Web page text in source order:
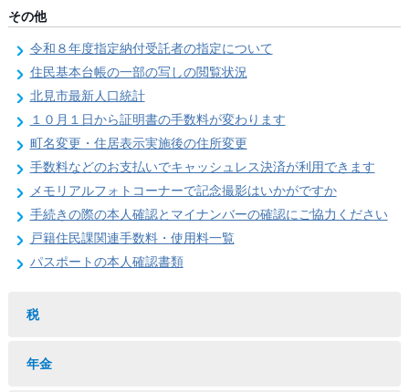
その他
令和８年度指定納付受託者の指定について
住民基本台帳の一部の写しの閲覧状況
北見市最新人口統計
１０月１日から証明書の手数料が変わります
町名変更・住居表示実施後の住所変更
手数料などのお支払いでキャッシュレス決済が利用できます
メモリアルフォトコーナーで記念撮影はいかがですか
手続きの際の本人確認とマイナンバーの確認にご協力ください
戸籍住民課関連手数料・使用料一覧
パスポートの本人確認書類
税
年金